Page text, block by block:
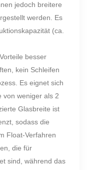
jedoch breitere
werden. Es
(ca.
besser
kein Schleifen
Es eignet sich
von weniger als 2
Glasbreite ist
sodass die
Float-Verfahren
die für
sind, während das